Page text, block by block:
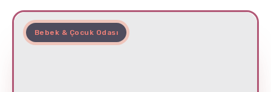
Bebek & Çocuk Odası